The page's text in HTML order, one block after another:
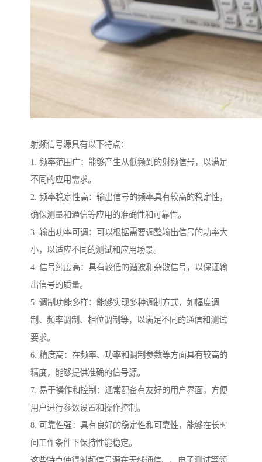
射频信号源具有以下特点：
1. 频率范围广：能够产生从低频到的射频信号，以满足
不同的应用需求。
2. 频率稳定性高：输出信号的频率具有较高的稳定性，
确保测量和通信等应用的准确性和可靠性。
3. 输出功率可调：可以根据需要调整输出信号的功率大
小，以适应不同的测试和应用场景。
4. 信号纯度高：具有较低的谐波和杂散信号，以保证输
出信号的质量。
5. 调制功能多样：能够实现多种调制方式，如幅度调
制、频率调制、相位调制等，以满足不同的通信和测试
要求。
6. 精度高：在频率、功率和调制参数等方面具有较高的
精度，能够提供准确的信号源。
7. 易于操作和控制：通常配备有友好的用户界面，方便
用户进行参数设置和操作控制。
8. 可靠性强：具有良好的稳定性和可靠性，能够在长时
间工作条件下保持性能稳定。